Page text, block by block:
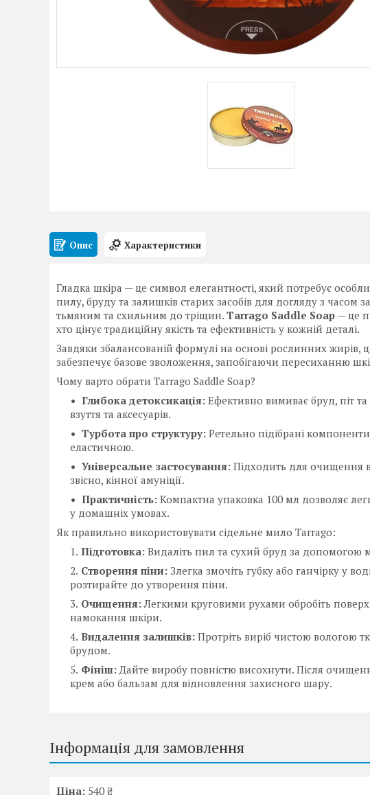
Опис Характеристики
Гладка шкіра — це символ елегантності, який потребує
пилу, бруду та залишків старих засобів для догляду з часом
тьмяним та схильним до тріщин. Tarrago Saddle Soap — це
хто цінує традиційну якість та ефективність у кожній деталі.
Завдяки збалансованій формулі на основі рослинних
забезпечує базове зволоження, запобігаючи пересиханню
Чому варто обрати Tarrago Saddle Soap?
Глибока детоксикація: Ефективно вимиває бруд, піт
взуття та аксесуарів.
Турбота про структуру: Ретельно підібрані
еластичною.
Універсальне застосування: Підходить для очищення
звісно, кінної амуніції.
Практичність: Компактна упаковка 100 мл дозволяє
у домашніх умовах.
Як правильно використовувати сідельне мило Tarrago:
Підготовка: Видаліть пил та сухий бруд за допомогою
Створення піни: Злегка змочіть губку або ганчірку у
розтирайте до утворення піни.
Очищення:Легкими круговими рухами обробіть
намокання шкіри.
Видалення залишків: Протріть виріб чистою вологою
брудом.
Фініш:Дайте виробу повністю висохнути. Після
крем або бальзам для відновлення захисного шару.
Інформація для замовлення
Ціна: 540 ₴